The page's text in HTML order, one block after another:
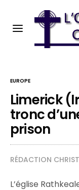
EUROPE
Limerick
tronc
prison
RÉDACTION
L’église